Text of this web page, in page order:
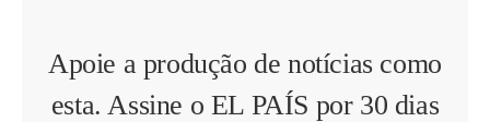
Apoie a produção de notícias como
esta. Assine o EL PAÍS por 30 dias